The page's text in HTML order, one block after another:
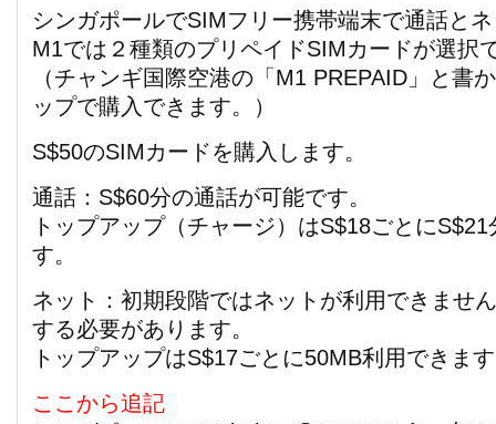
シンガポールでSIMフリー携帯端末で通話と
M1では２種類のプリペイドSIMカードが選択
（チャンギ国際空港の「M1 PREPAID」と書
ップで購入できます。）
S$50のSIMカードを購入します。
通話：S$60分の通話が可能です。
トップアップ（チャージ）はS$18ごとに
す。
ネット：初期段階ではネットが利用できませ
する必要があります。
トップアップはS$17ごとに50MB利用できま
ここから追記